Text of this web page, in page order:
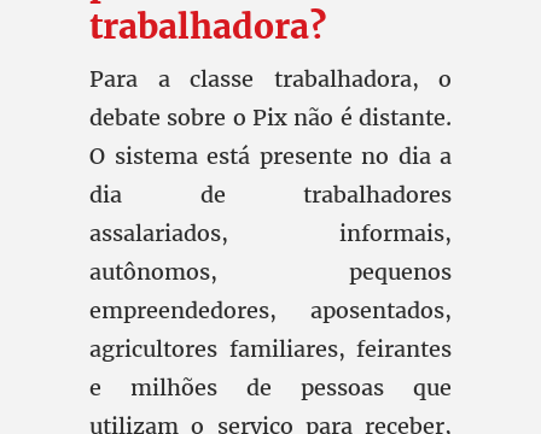
trabalhadora?
Para a classe trabalhadora, o
debate sobre o Pix não é distante.
O sistema está presente no dia a
dia de trabalhadores
assalariados, informais,
autônomos, pequenos
empreendedores, aposentados,
agricultores familiares, feirantes
e milhões de pessoas que
utilizam o serviço para receber,